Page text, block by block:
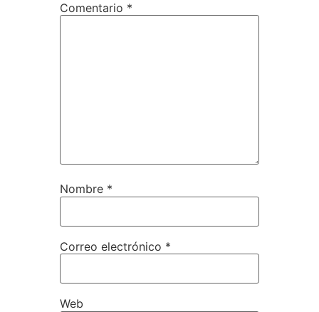
Comentario *
Nombre *
Correo electrónico *
Web